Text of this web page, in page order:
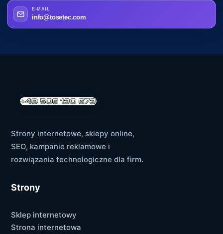
E-MAIL
info@tosetec.com
Strony internetowe, sklepy online,
SEO, kampanie reklamowe i
rozwiązania technologiczne dla firm.
Strony
Sklep internetowy
Strona internetowa